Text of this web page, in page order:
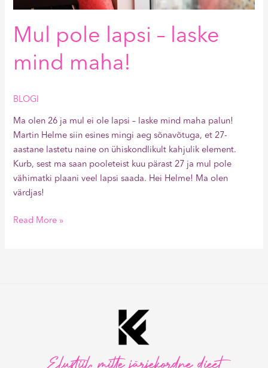
Mul pole lapsi – laske
mind maha!
BLOGI
Ma olen 26 ja mul ei ole lapsi – laske mind maha palun!
Martin Helme siin esines mingi aeg sõnavõtuga, et 27-
aastane lastetu naine on ühiskondlikult kahjulik element.
Kurb, sest ma saan pooleteist kuu pärast 27 ja mul pole
vähimatki plaani veel lapsi saada. Hei Helme! Ma olen
värdjas!
Read More »